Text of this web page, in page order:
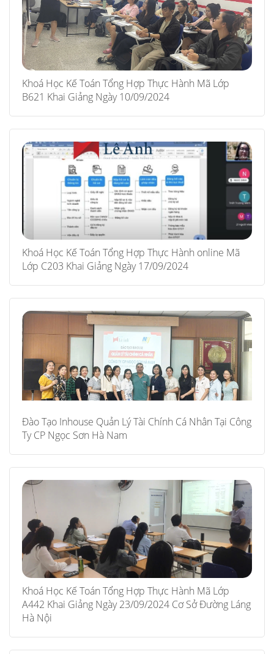
Khoá Học Kế Toán Tổng Hợp Thực Hành Mã Lớp
B621 Khai Giảng Ngày 10/09/2024
Khoá Học Kế Toán Tổng Hợp Thực Hành online Mã
Lớp C203 Khai Giảng Ngày 17/09/2024
Đào Tạo Inhouse Quản Lý Tài Chính Cá Nhân Tại Công
Ty CP Ngọc Sơn Hà Nam
Khoá Học Kế Toán Tổng Hợp Thực Hành Mã Lớp
A442 Khai Giảng Ngày 23/09/2024 Cơ Sở Đường Láng
Hà Nội